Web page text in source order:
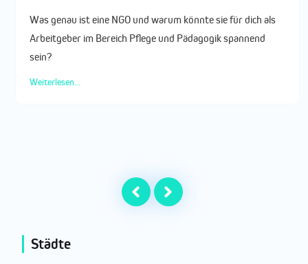
Was genau ist eine NGO und warum könnte sie für dich als
Arbeitgeber im Bereich Pflege und Pädagogik spannend
sein?
Weiterlesen...
Städte